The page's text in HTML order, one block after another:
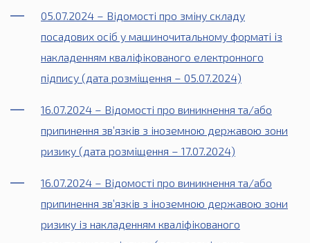
05.07.2024 – Відомості про зміну складу
посадових осіб у машиночитальному форматі із
накладенням кваліфікованого електронного
підпису (дата розміщення – 05.07.2024)
16.07.2024 – Відомості про виникнення та/або
припинення зв’язків з іноземною державою зони
ризику (дата розміщення – 17.07.2024)
16.07.2024 – Відомості про виникнення та/або
припинення зв’язків з іноземною державою зони
ризику із накладенням кваліфікованого